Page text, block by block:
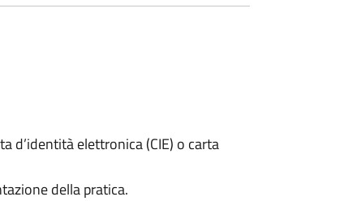
d’identità elettronica (CIE) o carta
della pratica.